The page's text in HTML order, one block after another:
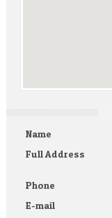
Name
Full Address
Phone
E-mail